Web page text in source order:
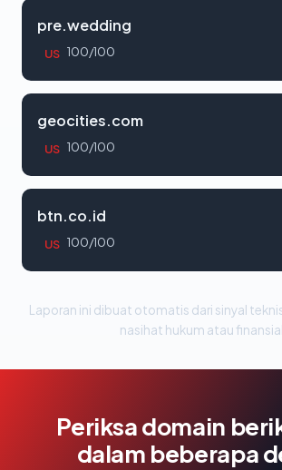
pre.wedding
US 100/100
geocities.com
US 100/100
btn.co.id
US 100/100
Laporan ini dibuat otomatis dari sinyal
nasihat hukum atau
Periksa domain
dalam beberapa